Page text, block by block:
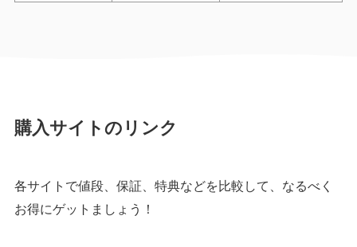
購入サイトのリンク
各サイトで値段、保証、特典などを比較して、なるべく
お得にゲットましょう！